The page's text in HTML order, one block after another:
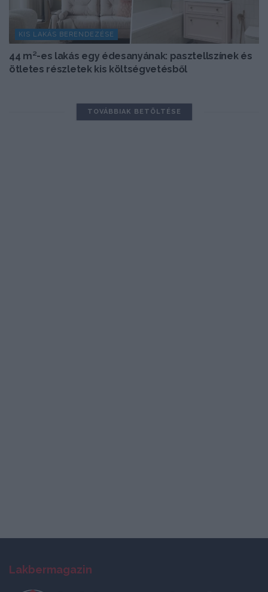
KIS LAKÁS BERENDEZÉSE
44 m²-es lakás egy édesanyának: pasztellszínek és
ötletes részletek kis költségvetésből
TOVÁBBIAK BETÖLTÉSE
Lakbermagazin